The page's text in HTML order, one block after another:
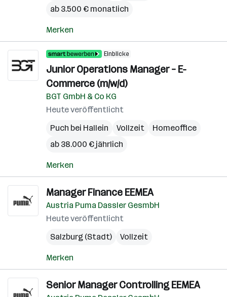
ab 3.500 € monatlich
Merken
Einblicke
Junior Operations Manager – E-
Commerce (m/w/d)
BGT GmbH & Co KG
Heute veröffentlicht
Puch bei Hallein
Vollzeit
Homeoffice
ab 38.000 € jährlich
Merken
Manager Finance EEMEA
Austria Puma Dassler GesmbH
Heute veröffentlicht
Salzburg (Stadt)
Vollzeit
Merken
Senior Manager Controlling EEMEA